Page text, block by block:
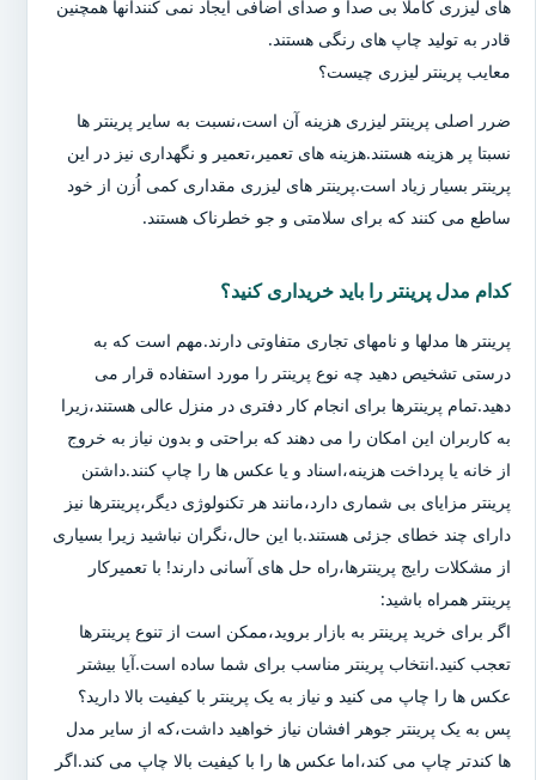
های لیزری کاملا بی صدا و صدای اضافی ایجاد نمی کنندآنها همچنین
قادر به تولید چاپ های رنگی هستند.
معایب پرینتر لیزری چیست؟
ضرر اصلی پرینتر لیزری هزینه آن است،نسبت به سایر پرینتر ها
نسبتا پر هزینه هستند.هزینه های تعمیر،تعمیر و نگهداری نیز در این
پرینتر بسیار زیاد است.پرینتر های لیزری مقداری کمی اُزن از خود
ساطع می کنند که برای سلامتی و جو خطرناک هستند.
کدام مدل پرینتر را باید خریداری کنید؟
پرینتر ها مدلها و نامهای تجاری متفاوتی دارند.مهم است که به
درستی تشخیص دهید چه نوع پرینتر را مورد استفاده قرار می
دهید.تمام پرینترها برای انجام کار دفتری در منزل عالی هستند،زیرا
به کاربران این امکان را می دهند که براحتی و بدون نیاز به خروج
از خانه یا پرداخت هزینه،اسناد و یا عکس ها را چاپ کنند.داشتن
پرینتر مزایای بی شماری دارد،مانند هر تکنولوژی دیگر،پرینترها نیز
دارای چند خطای جزئی هستند.با این حال،نگران نباشید زیرا بسیاری
از مشکلات رایج پرینترها،راه حل های آسانی دارند! با تعمیرکار
پرینتر همراه باشید:
اگر برای خرید پرینتر به بازار بروید،ممکن است از تنوع پرینترها
تعجب کنید.انتخاب پرینتر مناسب برای شما ساده است.آیا بیشتر
عکس ها را چاپ می کنید و نیاز به یک پرینتر با کیفیت بالا دارید؟
پس به یک پرینتر جوهر افشان نیاز خواهید داشت،که از سایر مدل
ها کندتر چاپ می کند،اما عکس ها را با کیفیت بالا چاپ می کند.اگر